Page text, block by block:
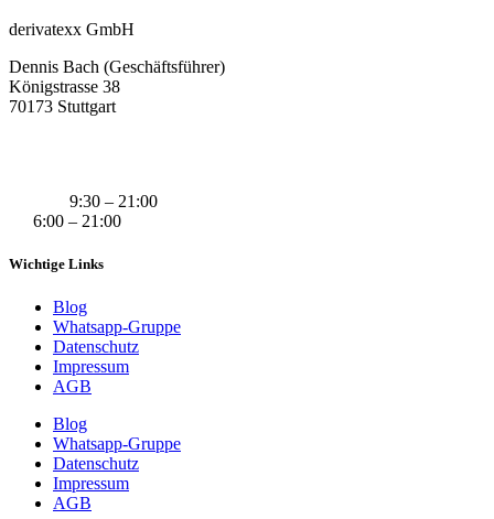
derivatexx GmbH
Dennis Bach (Geschäftsführer)
Königstrasse 38
70173 Stuttgart
9:30 – 21:00
6:00 – 21:00
Wichtige Links
Blog
Whatsapp-Gruppe
Datenschutz
Impressum
AGB
Blog
Whatsapp-Gruppe
Datenschutz
Impressum
AGB